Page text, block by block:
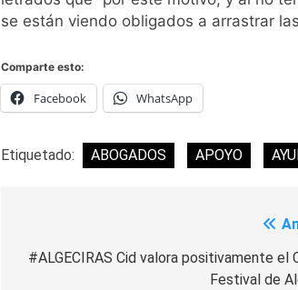
se están viendo obligados a arrastrar
Comparte esto:
Facebook WhatsApp
Etiquetado: ABOGADOS APOYO
de
#ALGECIRAS Cid valora positivamente el
Festival de